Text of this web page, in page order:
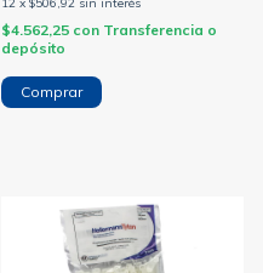
$4.562,25 con Transferencia o
depósito